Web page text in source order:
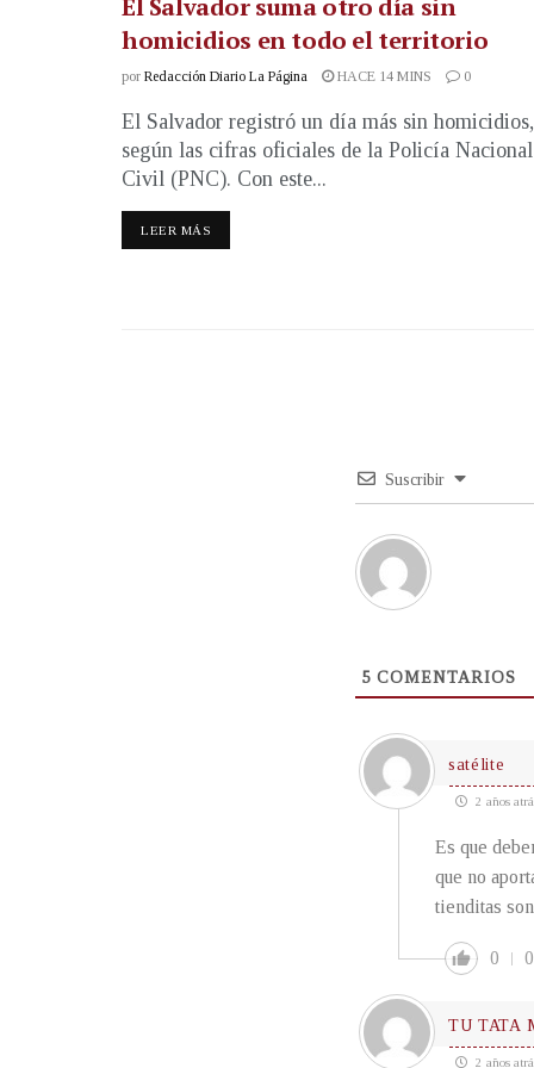
homicidios en todo el territorio
por Redacción Diario La Página HACE 14 MINS 0
El Salvador registró un día más sin homicidios,
según las cifras oficiales de la Policía Nacional
Civil (PNC). Con este...
LEER MÁS
Suscribir
5 COMENTARIOS
satélite
2 años
Es que
que no
tienditas
0 0
TU TATA
2 años